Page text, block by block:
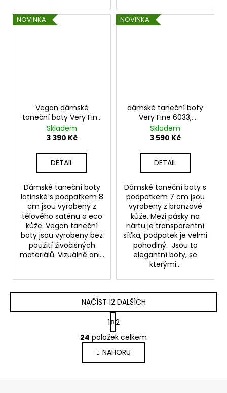
NOVINKA
Vegan dámské
taneční boty Very Fine
S92311 8 cm
Skladem
3 390 Kč
DETAIL
Dámské taneční boty
latinské s podpatkem 8
cm jsou vyrobeny z
tělového saténu a eco
kůže. Vegan taneční
boty jsou vyrobeny bez
použití živočišných
materiálů. Vizuálně ani...
NOVINKA
dámské taneční boty
Very Fine 6033,
bronzová kůže,
podpatek 7 cm
Skladem
3 590 Kč
DETAIL
Dámské taneční boty s
podpatkem 7 cm jsou
vyrobeny z bronzové
kůže. Mezi pásky na
nártu je transparentní
síťka, podpatek je velmi
pohodlný. Jsou to
elegantní boty, se
kterými...
O
v
l
á
d
NAČÍST 12 DALŠÍCH
S
t
r
á
n
k
1 2
24 položek celkem
NAHORU
Z